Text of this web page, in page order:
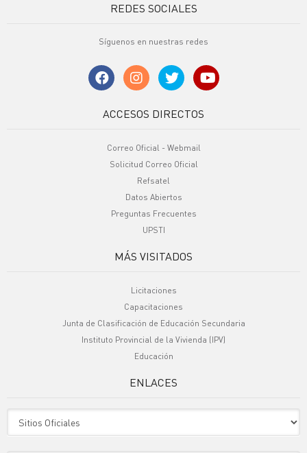
REDES SOCIALES
Síguenos en nuestras redes
ACCESOS DIRECTOS
Correo Oficial - Webmail
Solicitud Correo Oficial
Refsatel
Datos Abiertos
Preguntas Frecuentes
UPSTI
MÁS VISITADOS
Licitaciones
Capacitaciones
Junta de Clasificación de Educación Secundaria
Instituto Provincial de la Vivienda (IPV)
Educación
ENLACES